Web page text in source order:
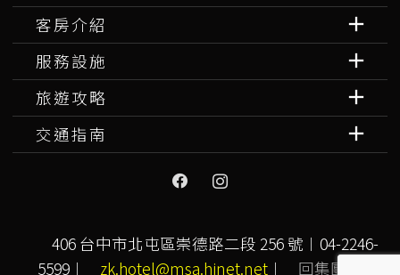
客房介紹
服務設施
旅遊攻略
交通指南
406 台中市北屯區崇德路二段 256 號︱04-2246-
5599︱
zk.hotel@msa.hinet.net ︱ 回集團首頁